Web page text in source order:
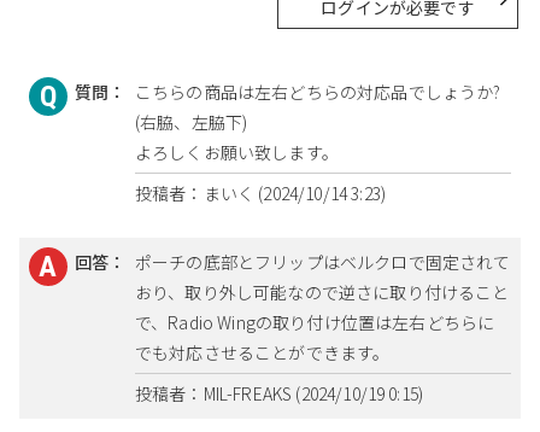
ログインが必要です
質問：
こちらの商品は左右どちらの対応品でしょうか?
(右脇、左脇下)
よろしくお願い致します。
投稿者：まいく (2024/10/14 3:23)
回答：
ポーチの底部とフリップはベルクロで固定されて
おり、取り外し可能なので逆さに取り付けること
で、Radio Wingの取り付け位置は左右どちらに
でも対応させることができます。
投稿者：MIL-FREAKS (2024/10/19 0:15)